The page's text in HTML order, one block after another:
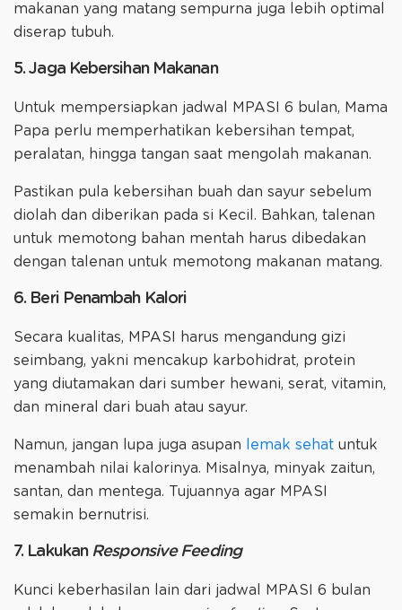
makanan yang matang sempurna juga lebih optimal
diserap tubuh.
5. Jaga Kebersihan Makanan
Untuk mempersiapkan jadwal MPASI 6 bulan, Mama
Papa perlu memperhatikan kebersihan tempat,
peralatan, hingga tangan saat mengolah makanan.
Pastikan pula kebersihan buah dan sayur sebelum
diolah dan diberikan pada si Kecil. Bahkan, talenan
untuk memotong bahan mentah harus dibedakan
dengan talenan untuk memotong makanan matang.
6. Beri Penambah Kalori
Secara kualitas, MPASI harus mengandung gizi
seimbang, yakni mencakup karbohidrat, protein
yang diutamakan dari sumber hewani, serat, vitamin,
dan mineral dari buah atau sayur.
Namun, jangan lupa juga asupan lemak sehat untuk
menambah nilai kalorinya. Misalnya, minyak zaitun,
santan, dan mentega. Tujuannya agar MPASI
semakin bernutrisi.
7. Lakukan Responsive Feeding
Kunci keberhasilan lain dari jadwal MPASI 6 bulan